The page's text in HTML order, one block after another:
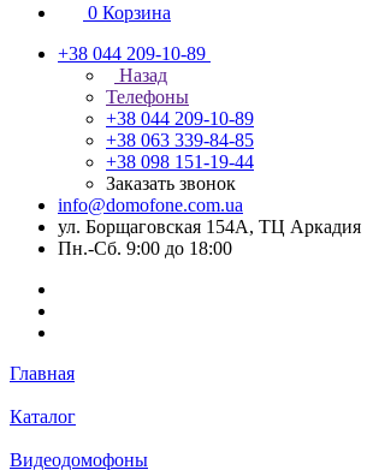
0 Корзина
+38 044 209-10-89
Назад
Телефоны
+38 044 209-10-89
+38 063 339-84-85
+38 098 151-19-44
Заказать звонок
info@domofone.com.ua
ул. Борщаговская 154А, ТЦ Аркадия
Пн.-Сб. 9:00 до 18:00
Главная
Каталог
Видеодомофоны